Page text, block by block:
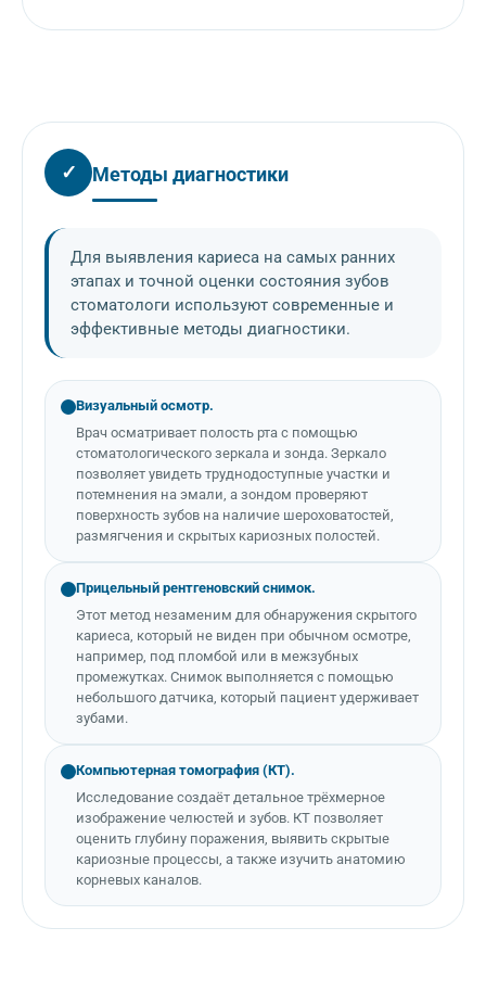
✓ Методы диагностики
Для выявления кариеса на самых ранних
этапах и точной оценки состояния зубов
стоматологи используют современные и
эффективные методы диагностики.
Визуальный осмотр.
Врач осматривает полость рта с помощью
стоматологического зеркала и зонда. Зеркало
позволяет увидеть труднодоступные участки и
потемнения на эмали, а зондом проверяют
поверхность зубов на наличие шероховатостей,
размягчения и скрытых кариозных полостей.
Прицельный рентгеновский снимок.
Этот метод незаменим для обнаружения скрытого
кариеса, который не виден при обычном осмотре,
например, под пломбой или в межзубных
промежутках. Снимок выполняется с помощью
небольшого датчика, который пациент удерживает
зубами.
Компьютерная томография (КТ).
Исследование создаёт детальное трёхмерное
изображение челюстей и зубов. КТ позволяет
оценить глубину поражения, выявить скрытые
кариозные процессы, а также изучить анатомию
корневых каналов.